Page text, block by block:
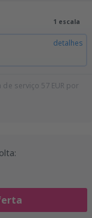
1 escala
detalhes
de serviço 57 EUR por